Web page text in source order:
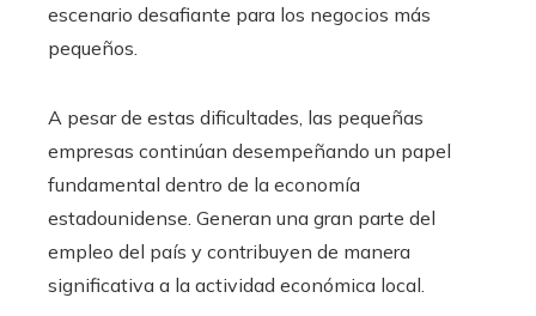
escenario desafiante para los negocios más
pequeños.
A pesar de estas dificultades, las pequeñas
empresas continúan desempeñando un papel
fundamental dentro de la economía
estadounidense. Generan una gran parte del
empleo del país y contribuyen de manera
significativa a la actividad económica local.